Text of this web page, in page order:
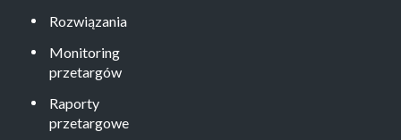
Rozwiązania
Monitoring
przetargów
Raporty
przetargowe